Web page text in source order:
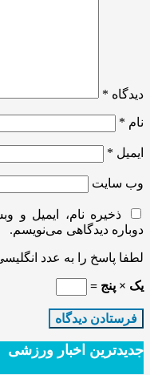
دیدگاه *
نام *
ایمیل *
وب‌ سایت
ذخیره نام، ایمیل و
دوباره دیدگاهی می‌نویسم.
لطفا پاسخ را به عدد
یک × پنج =
جدیدترین‌ اخبار ورزشی